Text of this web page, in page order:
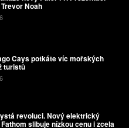
Noah
Cays potkáte víc mořských
turistů
revoluci. Nový elektrický
slibuje nízkou cenu i zcela